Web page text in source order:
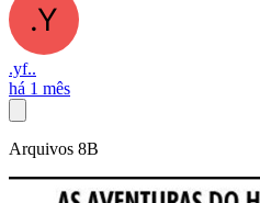
.yf..
há 1 mês
Arquivos 8B